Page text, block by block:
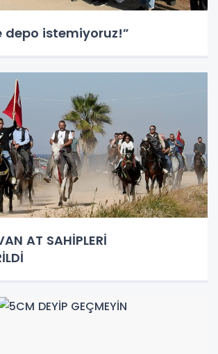
depo istemiyoruz!”
AT SAHİPLERİ